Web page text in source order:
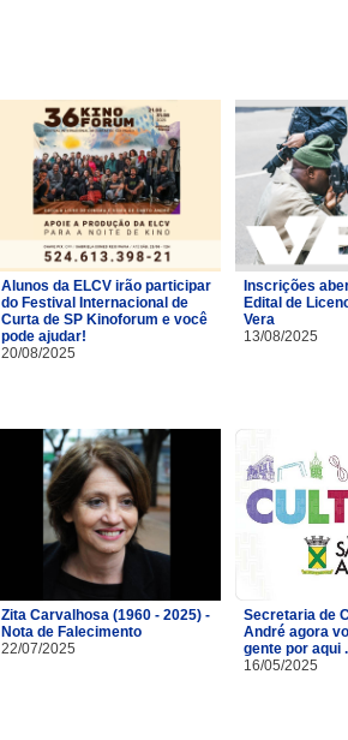
Alunos da ELCV irão participar
do Festival Internacional de
Curta de SP Kinoforum e você
pode ajudar!
20/08/2025
Inscrições
Edital de
Vera
13/08/2025
Zita Carvalhosa (1960 - 2025) -
Nota de Falecimento
22/07/2025
Secretaria de
André agora
gente por aqui
16/05/2025